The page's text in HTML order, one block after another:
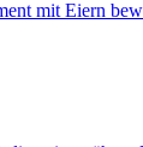
mit Eiern